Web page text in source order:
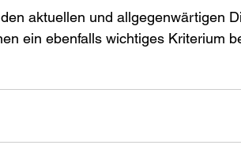
aktuellen und allgegenwärtigen
ein ebenfalls wichtiges Kriterium